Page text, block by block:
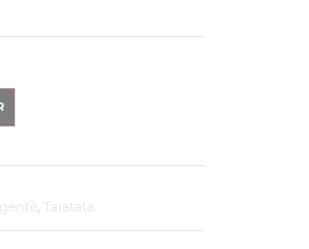
, Taratata